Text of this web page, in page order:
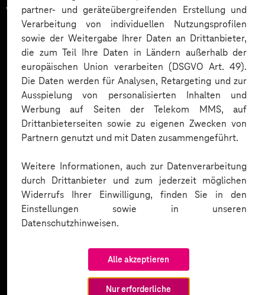
partner- und geräteübergreifenden Erstellung und
Verarbeitung von individuellen Nutzungsprofilen
sowie der Weitergabe Ihrer Daten an Drittanbieter,
die zum Teil Ihre Daten in Ländern außerhalb der
europäischen Union verarbeiten (DSGVO Art. 49).
Die Daten werden für Analysen, Retargeting und zur
Ausspielung von personalisierten Inhalten und
Werbung auf Seiten der Telekom MMS, auf
Drittanbieterseiten sowie zu eigenen Zwecken von
Partnern genutzt und mit Daten zusammengeführt.
Weitere Informationen, auch zur Datenverarbeitung
durch Drittanbieter und zum jederzeit möglichen
Widerrufs Ihrer Einwilligung, finden Sie in den
Einstellungen sowie in unseren
Datenschutzhinweisen.
Alle akzeptieren
Nur erforderliche
vertrauen auf unsere
Expertise. Hier eine Auswahl: